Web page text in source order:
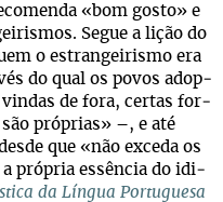
«bom gosto» e
Segue a lição do
o estran­gei­rismo era
do qual os povos adop­
vin­das de fora, cer­tas for­
pró­prias» –, e até
que «não exceda os
a pró­pria essên­cia do idi­
da Lín­gua Por­tu­guesa